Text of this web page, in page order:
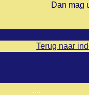
....
Terug naar
...
Dan mag